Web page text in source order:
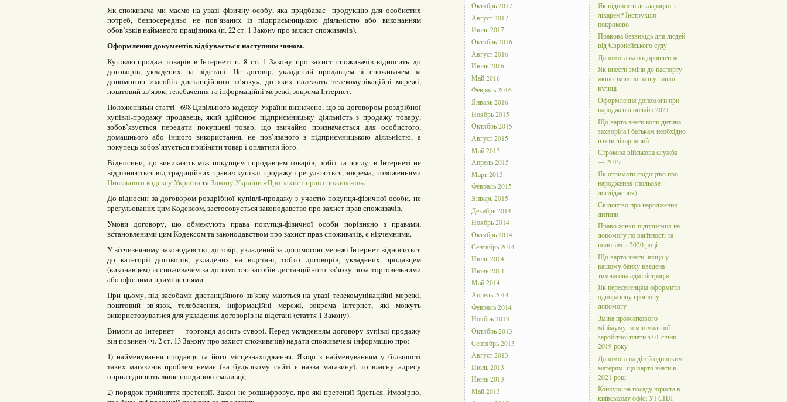
Як споживача ми маємо на увазі фізичну особу, яка придбаває продукцію для особистих
потреб, безпосередньо не пов’язаних із підприємницькою діяльністю або виконанням
обов’язків найманого працівника (п. 22 ст. 1 Закону про захист споживачів).
Оформлення документів відбувається наступним чином.
Купівлю-продаж товарів в Інтернеті п. 8 ст. 1 Закону про захист споживачів відносить до
договорів, укладених на відстані. Це договір, укладений продавцем зі споживачем за
допомогою «засобів дистанційного зв’язку», до яких належать телекомунікаційні мережі,
поштовий зв’язок, телебачення та інформаційні мережі, зокрема Інтернет.
Положеннями статті 698 Цивільного кодексу України визначено, що за договором роздрібної
купівлі-продажу продавець, який здійснює підприємницьку діяльність з продажу товару,
зобов’язується передати покупцеві товар, що звичайно призначається для особистого,
домашнього або іншого використання, не пов’язаного з підприємницькою діяльністю, а
покупець зобов’язується прийняти товар і оплатити його.
Відносини, що виникають між покупцем і продавцем товарів, робіт та послуг в Інтернеті не
відрізняються від традиційних правил купівлі-продажу і регулюються, зокрема, положеннями
Цивільного кодексу УкраїнитаЗакону України «Про захист прав споживачів».
До відносин за договором роздрібної купівлі-продажу з участю покупця-фізичної особи, не
врегульованих цим Кодексом, застосовується законодавство про захист прав споживачів.
Умови договору, що обмежують права покупця-фізичної особи порівняно з правами,
встановленими цим Кодексом та законодавством про захист прав споживачів, є нікчемними.
У вітчизняному законодавстві, договір, укладений за допомогою мережі Інтернет відноситься
до категорії договорів, укладених на відстані, тобто договорів, укладених продавцем
(виконавцем) із споживачем за допомогою засобів дистанційного зв’язку поза торговельними
або офісними приміщеннями.
При цьому, під засобами дистанційного зв’язку маються на увазі телекомунікаційні мережі,
поштовий зв’язок, телебачення, інформаційні мережі, зокрема Інтернет, які можуть
використовуватися для укладення договорів на відстані (стаття 1 Закону).
Вимоги до інтернет — торговця досить суворі. Перед укладенням договору купівлі-продажу
він повинен (ч. 2 ст. 13 Закону про захист споживачів) надати споживачеві інформацію про:
1) найменування продавця та його місцезнаходження. Якщо з найменуванням у більшості
таких магазинів проблем немає (на будь-якому сайті є назва магазину), то власну адресу
оприлюднюють лише поодинокі сміливці;
2) порядок прийняття претензії. Закон не розшифровує, про які претензії йдеться. Ймовірно,
Октябрь 2017
Август 2017
Июль 2017
Октябрь 2016
Август 2016
Июль 2016
Май 2016
Февраль 2016
Январь 2016
Ноябрь 2015
Октябрь 2015
Август 2015
Май 2015
Апрель 2015
Март 2015
Февраль 2015
Январь 2015
Декабрь 2014
Ноябрь 2014
Октябрь 2014
Сентябрь 2014
Июль 2014
Июнь 2014
Май 2014
Апрель 2014
Февраль 2014
Ноябрь 2013
Октябрь 2013
Сентябрь 2013
Август 2013
Июль 2013
Июнь 2013
Май 2013
Як підписати декларацію з
лікарем? Інструкція
покроково
Правова безвихідь для людей
від Європейського суду
Допомога на оздоровлення
Як внести зміни до паспорту
якщо змінено назву вашої
вулиці
Оформлення допомоги при
народженні онлайн 2021
Що варто знати коли дитина
захворіла і батькам необхідно
взяти лікарняний
Строкова військова служба
— 2019
Як отримати свідоцтво про
народження (польове
дослідження)
Свідоцтво про народження
дитини
Право жінки-підприємця на
допомогу по вагітності та
пологам в 2020 році
Що варто знати, якщо у
вашому банку введена
тимчасова адміністрація
Як переселенцям оформити
одноразову грошову
допомогу
Зміна прожиткового
мінімуму та мінімальної
заробітної плати з 01 січня
2019 року
Допомога на дітей одиноким
матерям: що варто знати в
2021 році
Конкурс на посаду юриста в
київському офісі УГСПЛ